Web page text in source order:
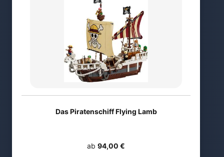
Das Piratenschiff Flying Lamb
ab 94,00 €